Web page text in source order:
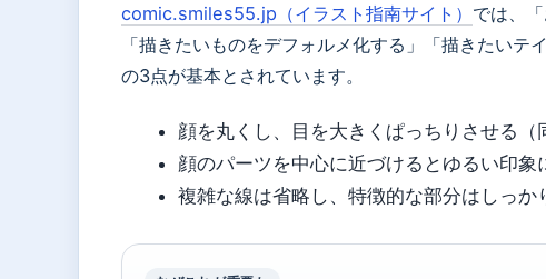
comic.smiles55.jp（イラスト指南サイト） では、
「描きたいものをデフォルメ化する」「描きたいテ
の3点が基本とされています。
顔を丸くし、目を大きくぱっちりさせる（
顔のパーツを中心に近づけるとゆるい印象
複雑な線は省略し、特徴的な部分はしっか